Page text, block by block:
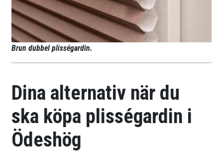
Brun dubbel plisségardin.
Dina alternativ när du
ska köpa plisségardin i
Ödeshög